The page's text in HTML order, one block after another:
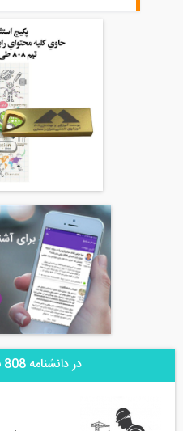
در دانشنامه 808 بیشتر بخوانید ...